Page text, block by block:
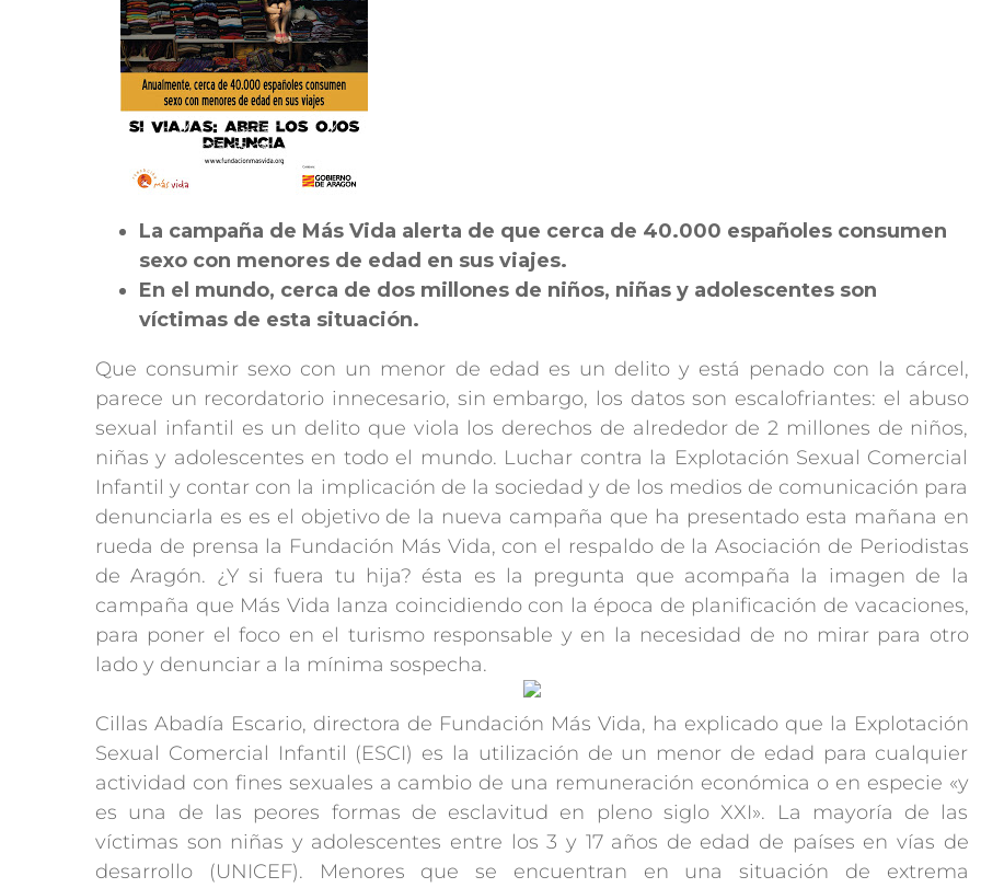
La campaña de Más Vida alerta de que cerca de 40.000 españoles consumen
sexo con menores de edad en sus viajes.
En el mundo, cerca de dos millones de niños, niñas y adolescentes son
víctimas de esta situación.
Que consumir sexo con un menor de edad es un delito y está penado con la cárcel,
parece un recordatorio innecesario, sin embargo, los datos son escalofriantes: el abuso
sexual infantil es un delito que viola los derechos de alrededor de 2 millones de niños,
niñas y adolescentes en todo el mundo. Luchar contra la Explotación Sexual Comercial
Infantil y contar con la implicación de la sociedad y de los medios de comunicación para
denunciarla es es el objetivo de la nueva campaña que ha presentado esta mañana en
rueda de prensa la Fundación Más Vida, con el respaldo de la Asociación de Periodistas
de Aragón. ¿Y si fuera tu hija? ésta es la pregunta que acompaña la imagen de la
campaña que Más Vida lanza coincidiendo con la época de planificación de vacaciones,
para poner el foco en el turismo responsable y en la necesidad de no mirar para otro
lado y denunciar a la mínima sospecha.
Cillas Abadía Escario, directora de Fundación Más Vida, ha explicado que la Explotación
Sexual Comercial Infantil (ESCI) es la utilización de un menor de edad para cualquier
actividad con fines sexuales a cambio de una remuneración económica o en especie «y
es una de las peores formas de esclavitud en pleno siglo XXI». La mayoría de las
víctimas son niñas y adolescentes entre los 3 y 17 años de edad de países en vías de
desarrollo (UNICEF). Menores que se encuentran en una situación de extrema